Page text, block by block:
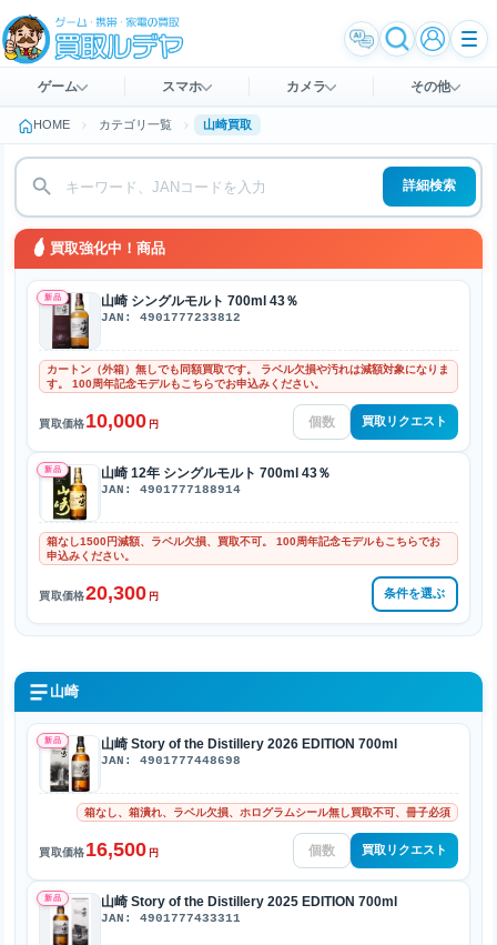
ゲーム スマホ カメラ その他
HOME カテゴリ一覧 山崎買取
詳細検索
買取強化中！商品
新品 山崎 シングルモルト 700ml 43％
JAN: 4901777233812
カートン（外箱）無しでも同額買取です。 ラベル欠損や汚れは減額対象になりま
す。 100周年記念モデルもこちらでお申込みください。
買取価格10,000 円 買取リクエスト
新品 山崎 12年 シングルモルト 700ml 43％
JAN: 4901777188914
箱なし1500円減額、ラベル欠損、買取不可。 100周年記念モデルもこちらでお
申込みください。
買取価格20,300 円 条件を選ぶ
山崎
新品 山崎 Story of the Distillery 2026 EDITION 700ml
JAN: 4901777448698
箱なし、箱潰れ、ラベル欠損、ホログラムシール無し買取不可、冊子必須
買取価格16,500 円 買取リクエスト
新品 山崎 Story of the Distillery 2025 EDITION 700ml
JAN: 4901777433311